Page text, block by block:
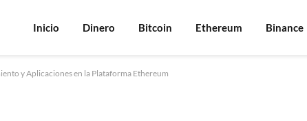
Inicio Dinero Bitcoin Ethereum Binance
y Aplicaciones en la Plataforma Ethereum